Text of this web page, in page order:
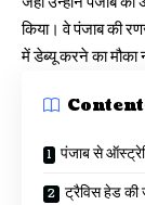
किया। वे पंजाब की
में डेब्यू करने का मौका
पंजाब से
ट्रैविस हेड की